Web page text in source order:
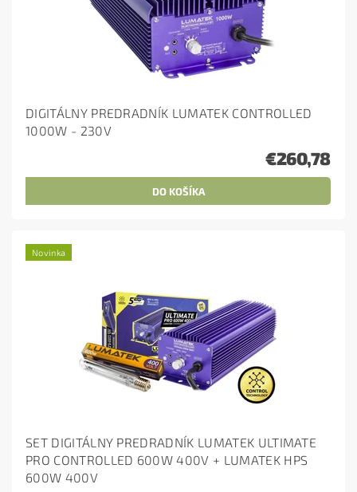
DIGITÁLNY PREDRADNÍK LUMATEK CONTROLLED
1000W - 230V
€260,78
Novinka
SET DIGITÁLNY PREDRADNÍK LUMATEK ULTIMATE
PRO CONTROLLED 600W 400V + LUMATEK HPS
600W 400V